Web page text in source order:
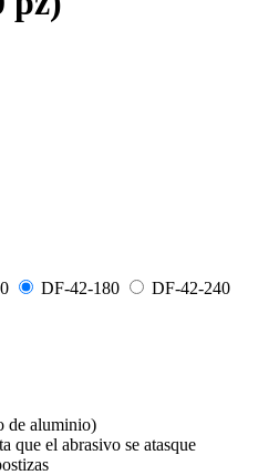
DF-42-180 DF-42-240
de aluminio)
que el abrasivo se atasque